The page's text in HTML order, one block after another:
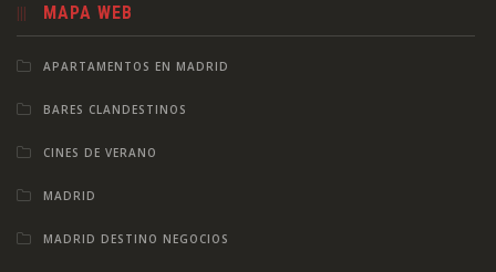
MAPA WEB
APARTAMENTOS EN MADRID
BARES CLANDESTINOS
CINES DE VERANO
MADRID
MADRID DESTINO NEGOCIOS